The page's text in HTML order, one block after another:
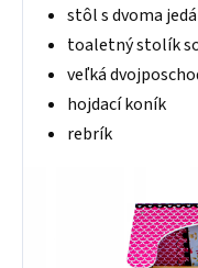
stôl s dvoma
toaletný stolík
veľká
hojdací koník
rebrík